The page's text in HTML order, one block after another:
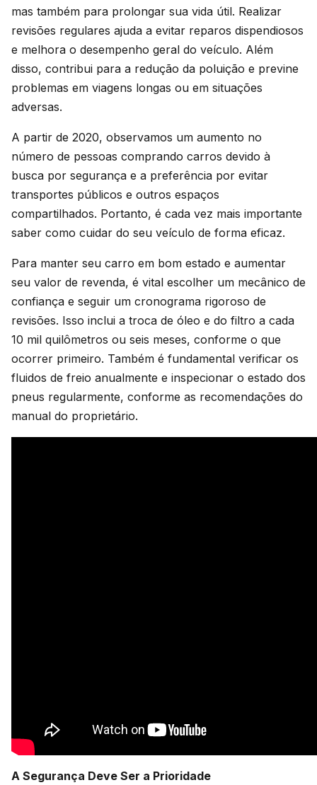
mas também para prolongar sua vida útil. Realizar
revisões regulares ajuda a evitar reparos dispendiosos
e melhora o desempenho geral do veículo. Além
disso, contribui para a redução da poluição e previne
problemas em viagens longas ou em situações
adversas.
A partir de 2020, observamos um aumento no
número de pessoas comprando carros devido à
busca por segurança e a preferência por evitar
transportes públicos e outros espaços
compartilhados. Portanto, é cada vez mais importante
saber como cuidar do seu veículo de forma eficaz.
Para manter seu carro em bom estado e aumentar
seu valor de revenda, é vital escolher um mecânico de
confiança e seguir um cronograma rigoroso de
revisões. Isso inclui a troca de óleo e do filtro a cada
10 mil quilômetros ou seis meses, conforme o que
ocorrer primeiro. Também é fundamental verificar os
fluidos de freio anualmente e inspecionar o estado dos
pneus regularmente, conforme as recomendações do
manual do proprietário.
A Segurança Deve Ser a Prioridade